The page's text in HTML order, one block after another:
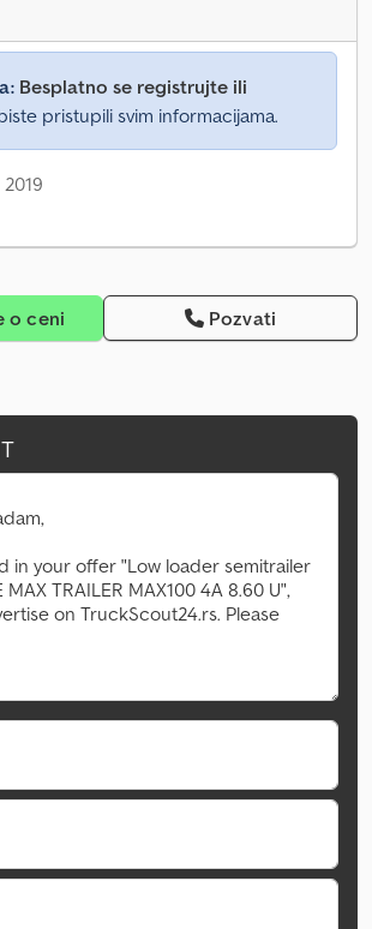
Besplatno se registrujte ili
pristupili svim informacijama.
o ceni Pozvati